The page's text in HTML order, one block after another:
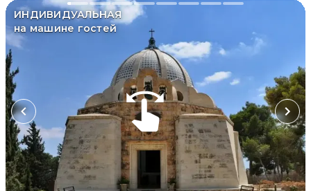
ИНДИВИДУАЛЬНАЯ
на машине гостей